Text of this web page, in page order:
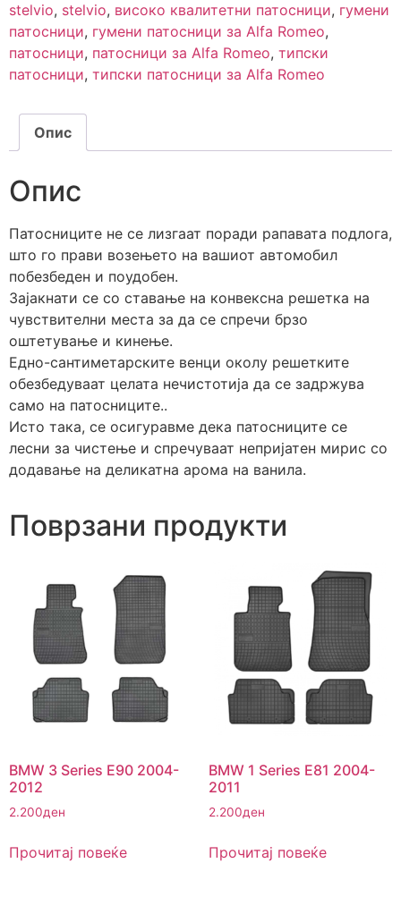
stelvio, stelvio, високо квалитетни патосници, гумени
патосници, гумени патосници за Alfa Romeo,
патосници, патосници за Alfa Romeo, типски
патосници, типски патосници за Alfa Romeo
Опис
Опис
Патосниците не се лизгаат поради рапавата подлога,
што го прави возењето на вашиот автомобил
побезбеден и поудобен.
Зајакнати се со ставање на конвексна решетка на
чувствителни места за да се спречи брзо
оштетување и кинење.
Едно-сантиметарските венци околу решетките
обезбедуваат целата нечистотија да се задржува
само на патосниците..
Исто така, се осигуравме дека патосниците се
лесни за чистење и спречуваат непријатен мирис со
додавање на деликатна арома на ванила.
Поврзани продукти
BMW 3 Series E90 2004-
2012
2.200ден
Прочитај повеќе
BMW 1 Series E81 2004-
2011
2.200ден
Прочитај повеќе